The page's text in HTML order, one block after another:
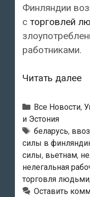
Финляндии
с торговлей
работниками.
Читать далее
в
к
Рубрики
Все Новости,
и Эстония
Метки
беларусь,
силы в
силы, вьетнам,
нелегальная
торговля людьми
Оставить